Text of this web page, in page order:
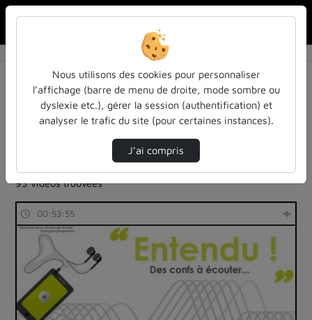
Résultats de la recherche
Filtres actifs (cliquer pour en retirer) :
Français
education
entendu-des-confs-a-ecouter
entendu-des-confs-a-ecouter
entendu-des-confs-a-ecouter
93 vidéos trouvées
00:53:55
Nous utilisons des cookies pour personnaliser
l’affichage (barre de menu de droite, mode sombre ou
dyslexie etc.), gérer la session (authentification) et
analyser le trafic du site (pour certaines instances).
J’ai compris